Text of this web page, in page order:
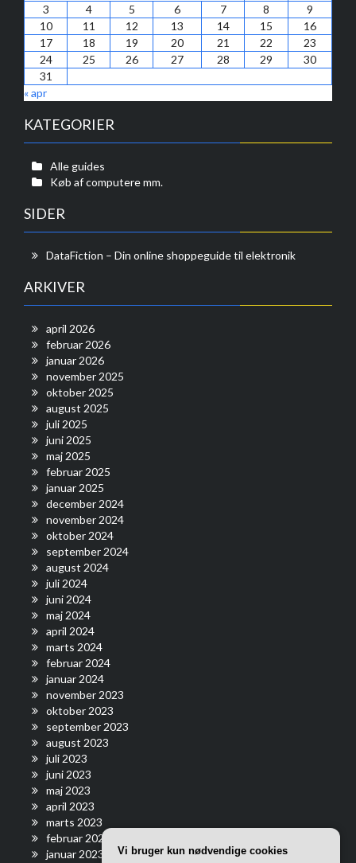
3
4 5 6 7 8
9
10
11 12 13 14 15
16
17
18 19 20 21 22
23
24
25 26 27 28 29
30
31
« apr
KATEGORIER
Alle guides
Køb af computere mm.
SIDER
DataFiction – Din online shoppeguide til elektronik
ARKIVER
april 2026
februar 2026
januar 2026
november 2025
oktober 2025
august 2025
juli 2025
juni 2025
maj 2025
februar 2025
januar 2025
december 2024
november 2024
oktober 2024
september 2024
august 2024
juli 2024
juni 2024
maj 2024
april 2024
marts 2024
februar 2024
januar 2024
november 2023
oktober 2023
september 2023
august 2023
juli 2023
juni 2023
maj 2023
april 2023
marts 2023
februar 2023
januar 2023
Vi bruger kun nødvendige cookies